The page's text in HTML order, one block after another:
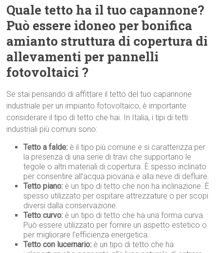
Quale tetto ha il tuo capannone?
Può essere idoneo per bonifica
amianto struttura di copertura di
allevamenti per pannelli
fotovoltaici ?
Se stai pensando di affittare il tetto del tuo capannone
industriale per un impianto fotovoltaico, è importante
considerare il tipo di tetto che hai. In Italia, i tipi di tetti
industriali più comuni sono:
Tetto a falde: è il tipo più comune e si caratterizza per
la presenza di una serie di travi che supportano le
tegole o altri materiali di copertura. È spesso inclinato
per consentire all’acqua piovana e alla neve di defluire.
Tetto piano: è un tipo di tetto che non ha inclinazione. È
spesso utilizzato per ospitare attrezzature o per scopi
diversi dalla conservazione.
Tetto curvo: è un tipo di tetto che ha una forma curva.
Può essere utilizzato per fornire un aspetto estetico o
per migliorare l’efficienza energetica.
Tetto con lucernario: è un tipo di tetto che ha